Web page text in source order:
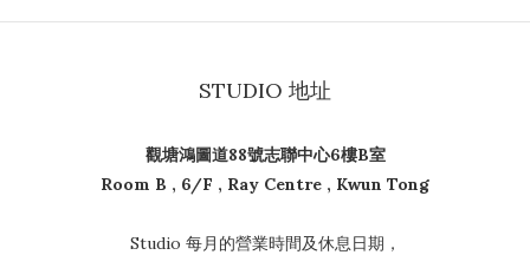
STUDIO 地址
觀塘鴻圖道88號志聯中心6樓B室
Room B , 6/F , Ray Centre , Kwun Tong
Studio 每月的營業時間及休息日期，